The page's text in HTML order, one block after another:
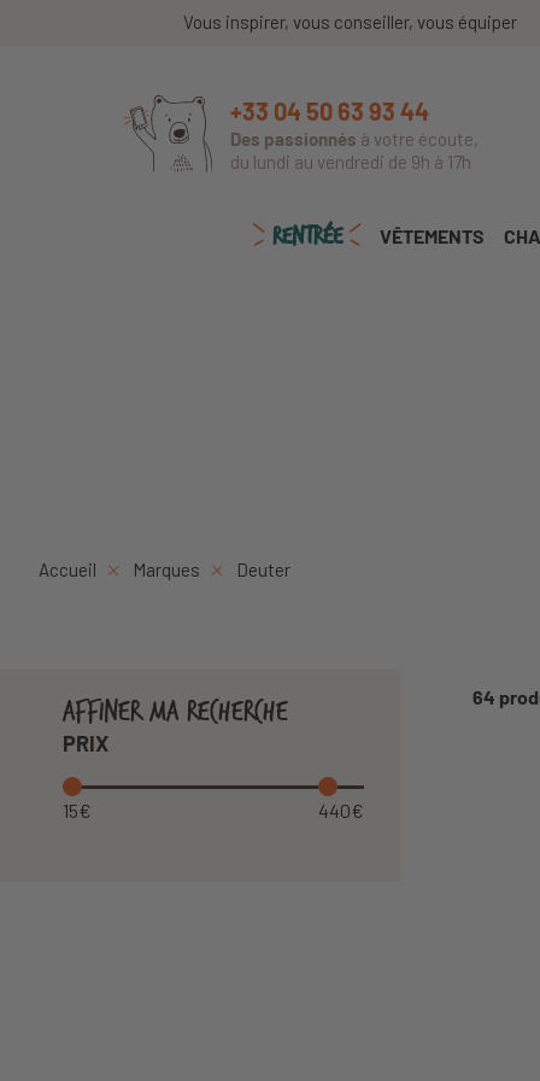
Vous inspirer, vous conseiller, vous équiper
+33 04 50 63 93 44
Des passionnés à votre écoute,
du lundi au vendredi de 9h à 17h
RENTRÉE VÊTEMENTS
Accueil Marques Deuter
AFFINER MA RECHERCHE
PRIX
15€ 440€
64